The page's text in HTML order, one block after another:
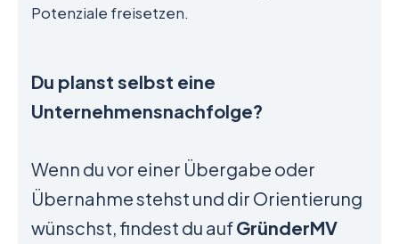
Potenziale freisetzen.
Du planst selbst eine
Unternehmensnachfolge?
Wenn du vor einer Übergabe oder
Übernahme stehst und dir Orientierung
wünschst, findest du aufGründerMV